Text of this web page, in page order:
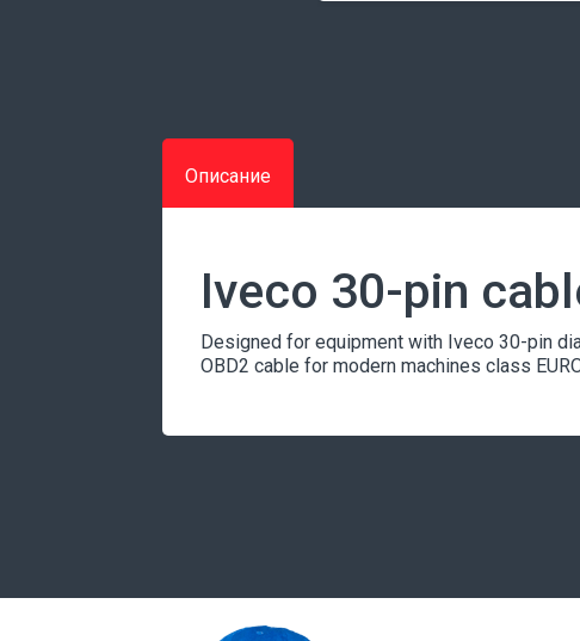
Описание
Iveco 30-pin
Designed for equipment with Iveco 30-pin
OBD2 cable for modern machines class